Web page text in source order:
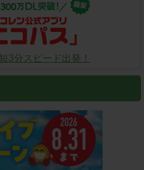
3分スピード出発！